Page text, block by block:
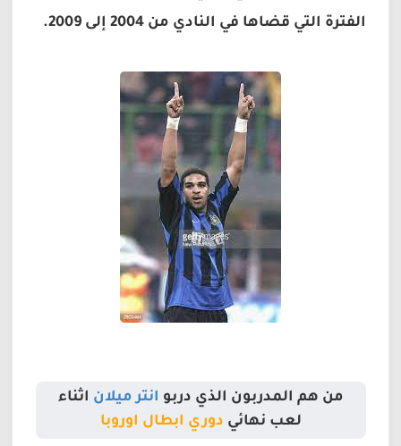
الفترة التي قضاها في النادي من 2004 إلى 2009.
من هم المدربون الذي دربو انتر ميلان اثناء
لعب نهائي دوري ابطال اوروبا